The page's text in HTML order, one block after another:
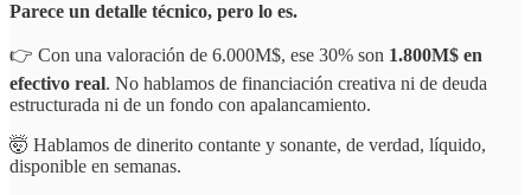
Parece un detalle técnico, pero lo es.
👉 Con una valoración de 6.000M$, ese 30% son 1.800M$ en
efectivo real. No hablamos de financiación creativa ni de deuda
estructurada ni de un fondo con apalancamiento.
🤯 Hablamos de dinerito contante y sonante, de verdad, líquido,
disponible en semanas.